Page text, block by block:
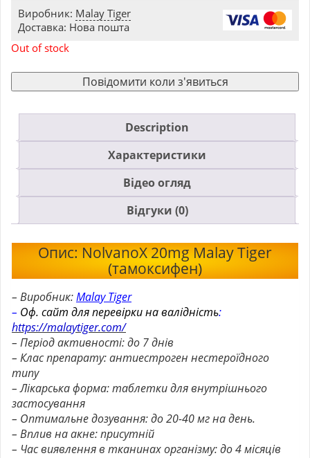
Виробник: Malay Tiger
Доставка: Нова пошта
Out of stock
Повідомити коли з'явиться
Description
Характеристики
Відео огляд
Відгуки (0)
Опис: NolvanoX 20mg Malay Tiger
(тамоксифен)
– Виробник:Malay Tiger
– Оф. сайт для перевірки на валідність:
https://malaytiger.com/
– Період активності: до 7 днів
– Клас препарату: антиестроген нестероїдного
типу
– Лікарська форма: таблетки для внутрішнього
застосування
– Оптимальне дозування: до 20-40 мг на день.
– Вплив на акне: присутній
– Час виявлення в тканинах організму: до 4 місяців